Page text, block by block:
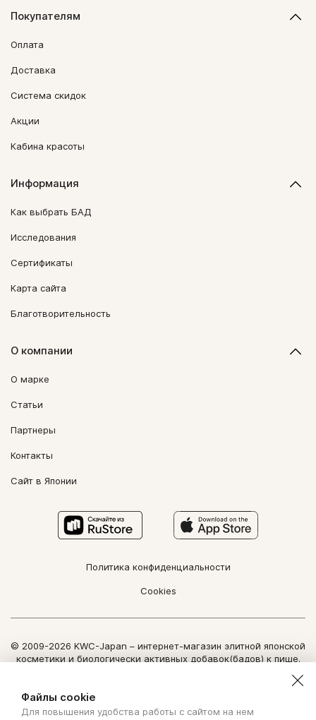
Покупателям
Оплата
Доставка
Система скидок
Акции
Кабина красоты
Информация
Как выбрать БАД
Исследования
Сертификаты
Карта сайта
Благотворительность
О компании
О марке
Статьи
Партнеры
Контакты
Сайт в Японии
Политика конфиденциальности
Cookies
© 2009-2026 KWC-Japan – интернет-магазин элитной японской
косметики и биологически активных добавок(бадов) к пище.
Использование информации сайта возможно только по
Файлы cookie
Для повышения удобства работы с сайтом на нем